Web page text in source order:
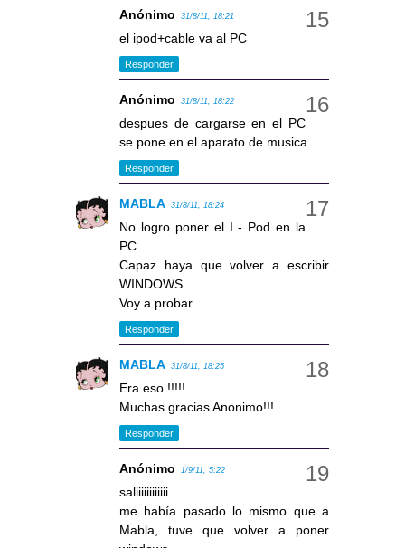
Anónimo 31/8/11, 18:21
el ipod+cable va al PC
Responder
Anónimo 31/8/11, 18:22
despues de cargarse en el PC
se pone en el aparato de musica
Responder
MABLA 31/8/11, 18:24
No logro poner el I - Pod en la
PC....
Capaz haya que volver a escribir
WINDOWS....
Voy a probar....
Responder
MABLA 31/8/11, 18:25
Era eso !!!!!
Muchas gracias Anonimo!!!
Responder
Anónimo 1/9/11, 5:22
saliiiiiiiiiiii.
me había pasado lo mismo que a
Mabla, tuve que volver a poner